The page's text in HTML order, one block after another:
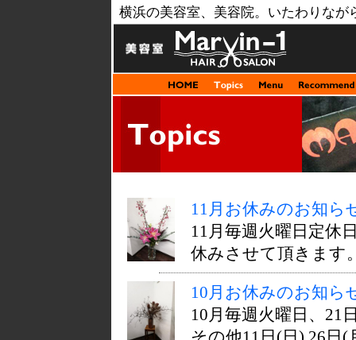
横浜の美容室、美容院。いたわりな
11月お休みのお知ら
11月毎週火曜日定休
休みさせて頂きます
10月お休みのお知ら
10月毎週火曜日、